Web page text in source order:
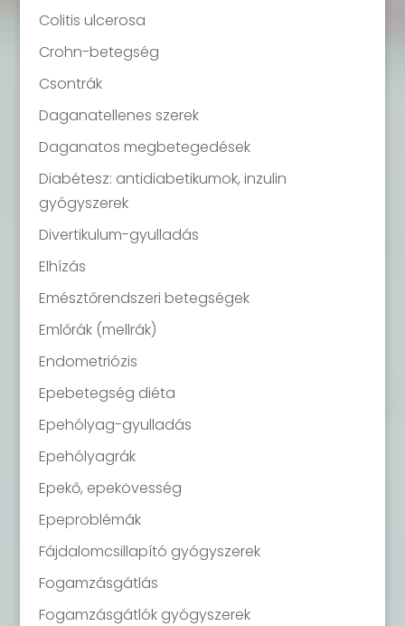
Colitis ulcerosa
Crohn-betegség
Csontrák
Daganatellenes szerek
Daganatos megbetegedések
Diabétesz: antidiabetikumok, inzulin
gyógyszerek
Divertikulum-gyulladás
Elhízás
Emésztőrendszeri betegségek
Emlőrák (mellrák)
Endometriózis
Epebetegség diéta
Epehólyag-gyulladás
Epehólyagrák
Epekő, epekövesség
Epeproblémák
Fájdalomcsillapító gyógyszerek
Fogamzásgátlás
Fogamzásgátlók gyógyszerek